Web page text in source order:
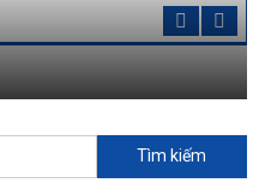
kiếm